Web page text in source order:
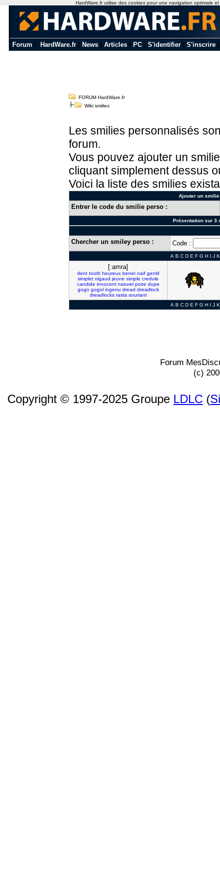
Forum HardWare.fr News Articles PC S'identifier S'inscrire
FORUM HardWare.fr
Wiki smilies
Les smilies personnalisés
forum.
Vous pouvez ajouter un
cliquant simplement dessus
Voici la liste des smilies
Ajouter un
Entrer le code du smilie perso :
Présentation sur 3
Chercher un smiley perso : Code :
A B C D E F G H I J K
[:amra]
dent tooth heureux benet naif gentil
simplet nigaud jeune simple credule
candide innocent naturel poire dupe
gogo gogol ingenu dread dreadlock
dreadlocks rasta souriant
A B C D E F G H I J K
Forum
(c)
Copyright © 1997-2025 Groupe LDLC (
HardWare.fr utilise des cookies pour une navigation optimale